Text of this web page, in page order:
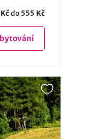
do 555 Kč